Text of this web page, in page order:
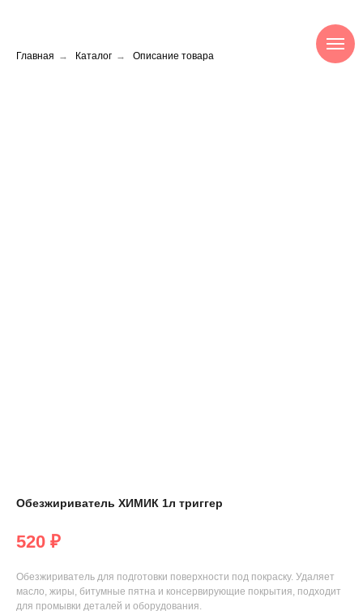
Главная → Каталог → Описание товара
Обезжириватель ХИМИК 1л триггер
520 ₽
Обезжириватель для подготовки поверхности под покраску. Удаляет
масло, жиры, битумные пятна и консервирующие покрытия, подходит
для промывки деталей и оборудования.